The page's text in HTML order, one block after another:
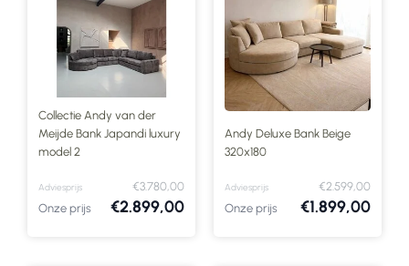
Collectie Andy van der
Meijde Bank Japandi luxury
model 2
Adviesprijs
€3.780,00
Onze prijs
€2.899,00
Andy Deluxe Bank Beige
320x180
Adviesprijs
€2.599,00
Onze prijs
€1.899,00